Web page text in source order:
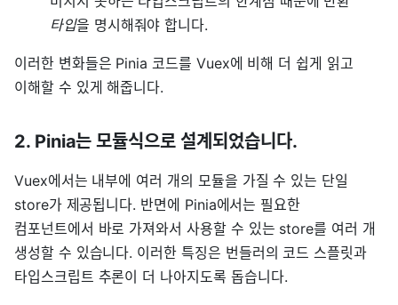
타입을 명시해줘야 합니다.
이러한 변화들은 Pinia 코드를 Vuex에 비해 더 쉽게 읽고
이해할 수 있게 해줍니다.
2. Pinia는 모듈식으로 설계되었습니다.
Vuex에서는 내부에 여러 개의 모듈을 가질 수 있는 단일
store가 제공됩니다. 반면에 Pinia에서는 필요한
컴포넌트에서 바로 가져와서 사용할 수 있는 store를 여러 개
생성할 수 있습니다. 이러한 특징은 번들러의 코드 스플릿과
타입스크립트 추론이 더 나아지도록 돕습니다.